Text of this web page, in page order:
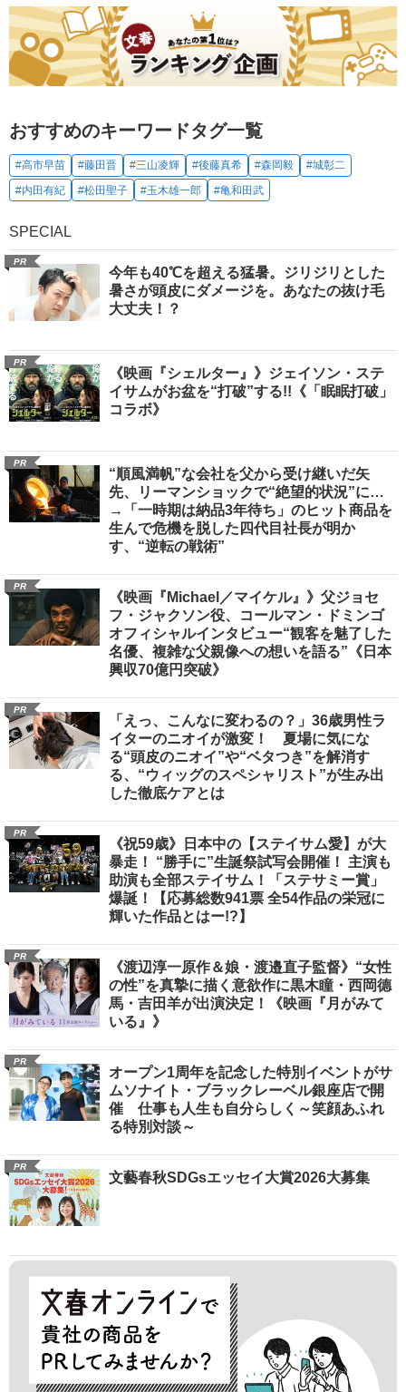
おすすめのキーワードタグ一覧
#高市早苗 #藤田晋 #三山凌輝 #後藤真希 #森岡毅
#城彰二
#内田有紀
#松田聖子 #玉木雄一郎 #亀和田武
SPECIAL
PR
今年も40℃を超える猛暑。ジリジリとした
暑さが頭皮にダメージを。あなたの抜け毛
大丈夫！？
PR
《映画『シェルター』》ジェイソン・ステ
イサムがお盆を“打破”する!!《「眠眠打破」
コラボ》
PR
“順風満帆”な会社を父から受け継いだ矢
先、リーマンショックで“絶望的状況”に…
→「一時期は納品3年待ち」のヒット商品を
生んで危機を脱した四代目社長が明か
す、“逆転の戦術”
PR
《映画『Michael／マイケル』》父ジョセ
フ・ジャクソン役、コールマン・ドミンゴ
オフィシャルインタビュー“観客を魅了した
名優、複雑な父親像への想いを語る”《日本
興収70億円突破》
PR
「えっ、こんなに変わるの？」36歳男性ラ
イターのニオイが激変！ 夏場に気にな
る“頭皮のニオイ”や“ベタつき”を解消す
る、“ウィッグのスペシャリスト”が生み出
した徹底ケアとは
PR
《祝59歳》日本中の【ステイサム愛】が大
暴走！ “勝手に”生誕祭試写会開催！ 主演も
助演も全部ステイサム！「ステサミー賞」
爆誕！【応募総数941票 全54作品の栄冠に
輝いた作品とはー!?】
PR
《渡辺淳一原作＆娘・渡邉直子監督》“女性
の性”を真摯に描く意欲作に黒木瞳・西岡德
馬・吉田羊が出演決定！《映画『月がみて
いる』》
PR
オープン1周年を記念した特別イベントがサ
ムソナイト・ブラックレーベル銀座店で開
催 仕事も人生も自分らしく～笑顔あふれ
る特別対談～
PR
文藝春秋SDGsエッセイ大賞2026大募集